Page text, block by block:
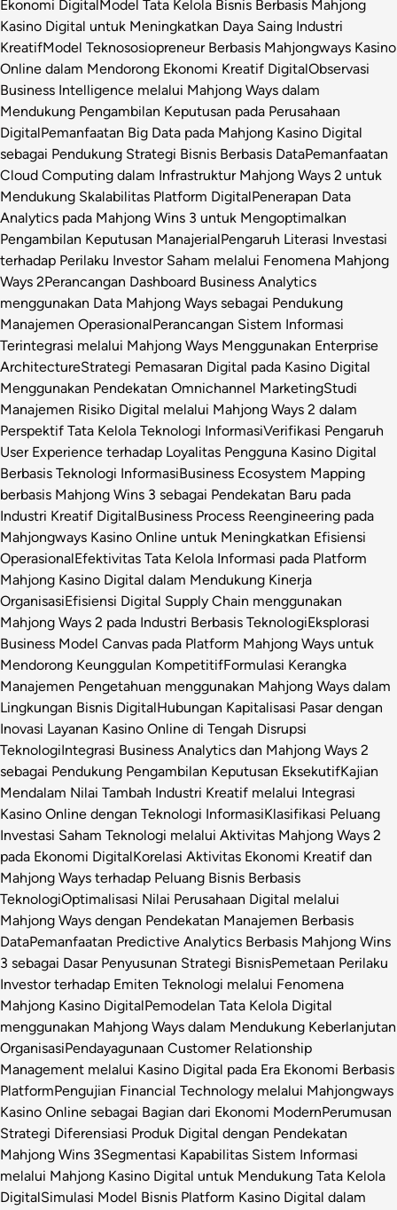
Ekonomi DigitalModel Tata Kelola Bisnis Berbasis Mahjong
Kasino Digital untuk Meningkatkan Daya Saing Industri
KreatifModel Teknososiopreneur Berbasis Mahjongways Kasino
Online dalam Mendorong Ekonomi Kreatif DigitalObservasi
Business Intelligence melalui Mahjong Ways dalam
Mendukung Pengambilan Keputusan pada Perusahaan
DigitalPemanfaatan Big Data pada Mahjong Kasino Digital
sebagai Pendukung Strategi Bisnis Berbasis DataPemanfaatan
Cloud Computing dalam Infrastruktur Mahjong Ways 2 untuk
Mendukung Skalabilitas Platform DigitalPenerapan Data
Analytics pada Mahjong Wins 3 untuk Mengoptimalkan
Pengambilan Keputusan ManajerialPengaruh Literasi Investasi
terhadap Perilaku Investor Saham melalui Fenomena Mahjong
Ways 2Perancangan Dashboard Business Analytics
menggunakan Data Mahjong Ways sebagai Pendukung
Manajemen OperasionalPerancangan Sistem Informasi
Terintegrasi melalui Mahjong Ways Menggunakan Enterprise
ArchitectureStrategi Pemasaran Digital pada Kasino Digital
Menggunakan Pendekatan Omnichannel MarketingStudi
Manajemen Risiko Digital melalui Mahjong Ways 2 dalam
Perspektif Tata Kelola Teknologi InformasiVerifikasi Pengaruh
User Experience terhadap Loyalitas Pengguna Kasino Digital
Berbasis Teknologi InformasiBusiness Ecosystem Mapping
berbasis Mahjong Wins 3 sebagai Pendekatan Baru pada
Industri Kreatif DigitalBusiness Process Reengineering pada
Mahjongways Kasino Online untuk Meningkatkan Efisiensi
OperasionalEfektivitas Tata Kelola Informasi pada Platform
Mahjong Kasino Digital dalam Mendukung Kinerja
OrganisasiEfisiensi Digital Supply Chain menggunakan
Mahjong Ways 2 pada Industri Berbasis TeknologiEksplorasi
Business Model Canvas pada Platform Mahjong Ways untuk
Mendorong Keunggulan KompetitifFormulasi Kerangka
Manajemen Pengetahuan menggunakan Mahjong Ways dalam
Lingkungan Bisnis DigitalHubungan Kapitalisasi Pasar dengan
Inovasi Layanan Kasino Online di Tengah Disrupsi
TeknologiIntegrasi Business Analytics dan Mahjong Ways 2
sebagai Pendukung Pengambilan Keputusan EksekutifKajian
Mendalam Nilai Tambah Industri Kreatif melalui Integrasi
Kasino Online dengan Teknologi InformasiKlasifikasi Peluang
Investasi Saham Teknologi melalui Aktivitas Mahjong Ways 2
pada Ekonomi DigitalKorelasi Aktivitas Ekonomi Kreatif dan
Mahjong Ways terhadap Peluang Bisnis Berbasis
TeknologiOptimalisasi Nilai Perusahaan Digital melalui
Mahjong Ways dengan Pendekatan Manajemen Berbasis
DataPemanfaatan Predictive Analytics Berbasis Mahjong Wins
3 sebagai Dasar Penyusunan Strategi BisnisPemetaan Perilaku
Investor terhadap Emiten Teknologi melalui Fenomena
Mahjong Kasino DigitalPemodelan Tata Kelola Digital
menggunakan Mahjong Ways dalam Mendukung Keberlanjutan
OrganisasiPendayagunaan Customer Relationship
Management melalui Kasino Digital pada Era Ekonomi Berbasis
PlatformPengujian Financial Technology melalui Mahjongways
Kasino Online sebagai Bagian dari Ekonomi ModernPerumusan
Strategi Diferensiasi Produk Digital dengan Pendekatan
Mahjong Wins 3Segmentasi Kapabilitas Sistem Informasi
melalui Mahjong Kasino Digital untuk Mendukung Tata Kelola
DigitalSimulasi Model Bisnis Platform Kasino Digital dalam